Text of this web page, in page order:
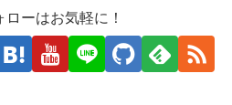
ローはお気軽に！